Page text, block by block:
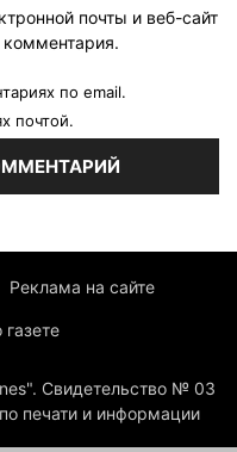
почты и веб-сайт
по email.
почтой.
Реклама на сайте
Свидетельство № 03
печати и информации